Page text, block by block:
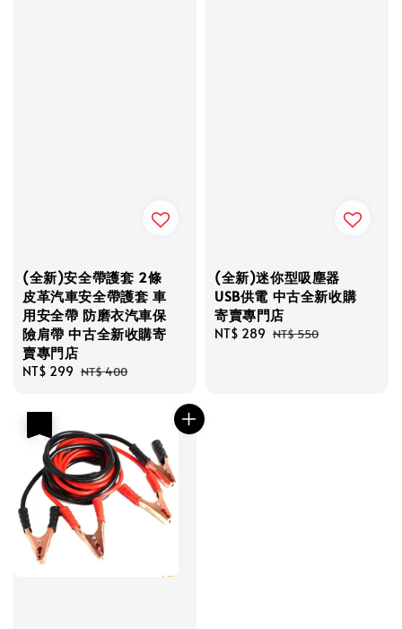
(全新)安全帶護套 2條
皮革汽車安全帶護套 車
用安全帶 防磨衣汽車保
險肩帶 中古全新收購寄
賣專門店
Sale
NT$ 299 Regular
NT$ 400
(全新)迷你型吸塵器
USB供電 中古全新收購
寄賣專門店
Sale
NT$ 289 Regular
NT$ 550